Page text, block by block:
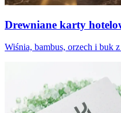
Drewniane karty
Wiśnia, bambus, orzech i buk